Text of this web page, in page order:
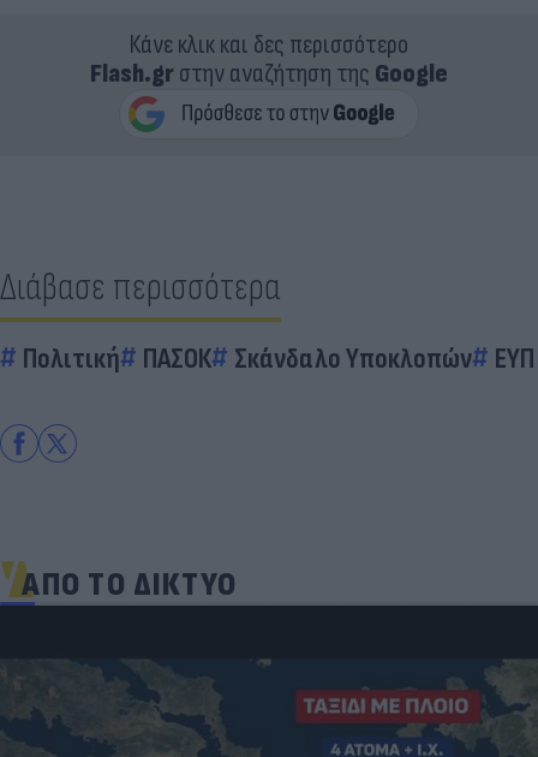
Κάνε κλικ και δες περισσότερο
Flash.grστην αναζήτηση της Google
Διάβασε περισσότερα
Πολιτική ΠΑΣΟΚ Σκάνδαλο Υποκλοπών ΕΥΠ
ΑΠΟ ΤΟ ΔΙΚΤΥΟ